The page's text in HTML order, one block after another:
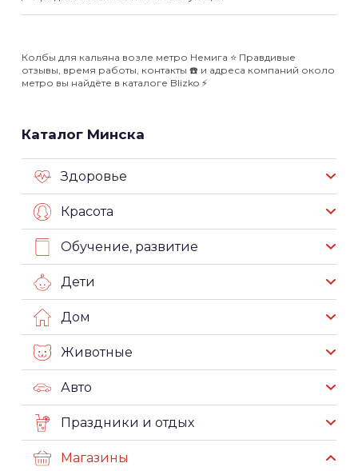
Колбы для кальяна возле метро Немига ⭐️ Правдивые
отзывы, время работы, контакты ☎️ и адреса компаний около
метро вы найдёте в каталоге Blizko ⚡️
Каталог Минска
Здоровье
Красота
Обучение, развитие
Дети
Дом
Животные
Авто
Праздники и отдых
Магазины